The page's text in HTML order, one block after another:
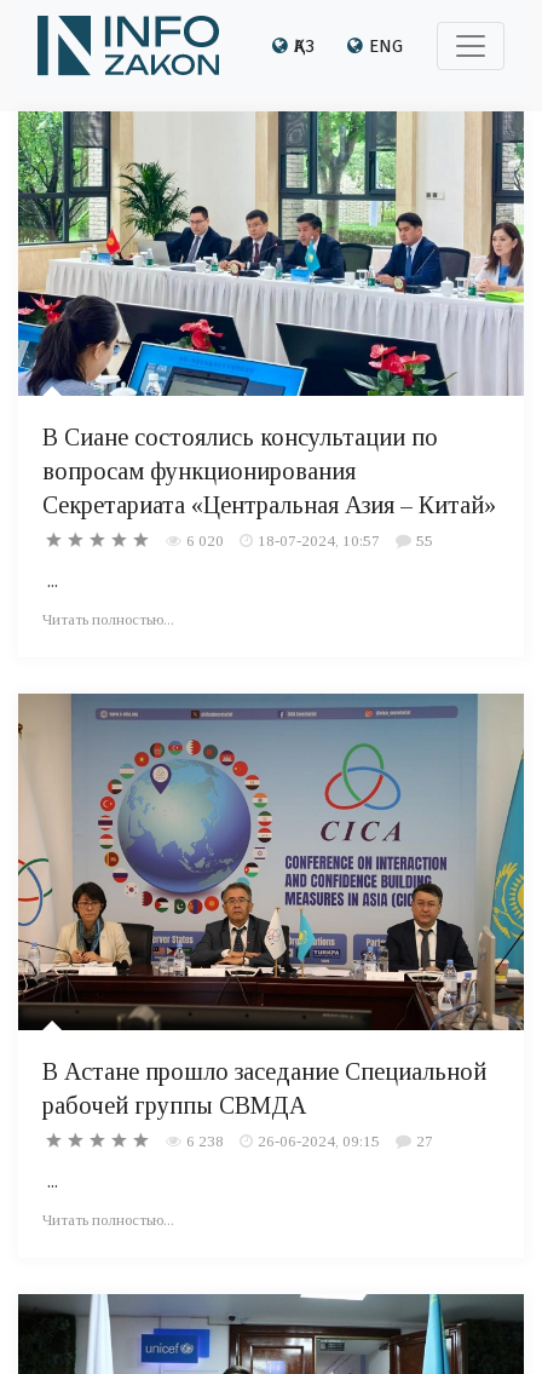
ҚАЗ ENG
В Сиане состоялись консультации по
вопросам функционирования
Секретариата «Центральная Азия – Китай»
6 020 18-07-2024, 10:57 55
...
Читать полностью...
В Астане прошло заседание Специальной
рабочей группы СВМДА
6 238 26-06-2024, 09:15 27
...
Читать полностью...